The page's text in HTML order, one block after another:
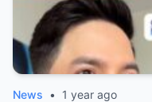
News • 1 year ago